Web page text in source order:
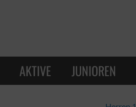
AKTIVE JUNIOREN